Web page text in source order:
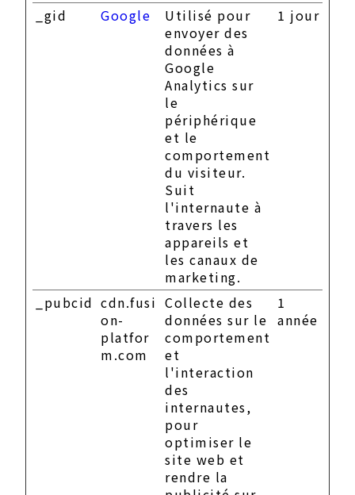
_gid Google
Utilisé pour
envoyer des
données à
Google
Analytics sur
le
périphérique
et le
comportement
du visiteur.
Suit
l'internaute à
travers les
appareils et
les canaux de
marketing.
1 jour
_pubcid cdn.fusi
on-
platfor
m.com
Collecte des
données sur le
comportement
et
l'interaction
des
internautes,
pour
optimiser le
site web et
rendre la
1
année